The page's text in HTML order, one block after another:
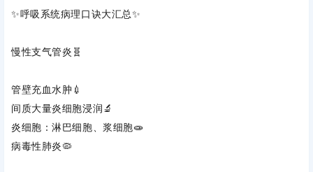
✨呼吸系统病理口诀大汇总✨
慢性支气管炎 ‌🧬
管壁充血水肿💉
间质大量炎细胞浸润🔬
炎细胞：淋巴细胞、浆细胞🧫
病毒性肺炎‌🦠